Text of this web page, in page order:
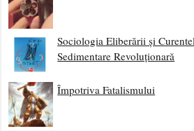
Sociologia Eliberării și
Sedimentare Revoluționară
Împotriva Fatalismului